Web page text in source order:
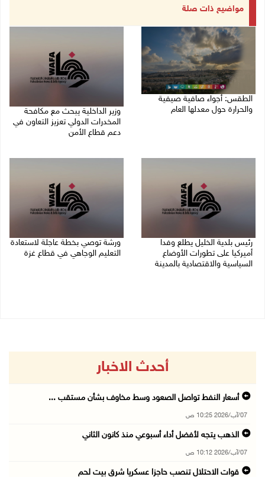
مواضيع ذات صلة
الطقس: أجواء صافية صيفية
والحرارة حول معدلها العام
وزير الداخلية يبحث مع مكافحة
المخدرات الدولي تعزيز التعاون في
دعم قطاع الأمن
رئيس بلدية الخليل يطلع وفدا
أميركيا على تطورات الأوضاع
السياسية والاقتصادية بالمدينة
ورشة توصي بخطة عاجلة لاستعادة
التعليم الوجاهي في قطاع غزة
أحدث الاخبار
أسعار النفط تواصل الصعود وسط مخاوف بشأن مستقب ...
07/آب/2026 10:25 ص
الذهب يتجه لأفضل أداء أسبوعي منذ كانون الثاني
07/آب/2026 10:12 ص
قوات الاحتلال تنصب حاجزا عسكريا شرق بيت لحم